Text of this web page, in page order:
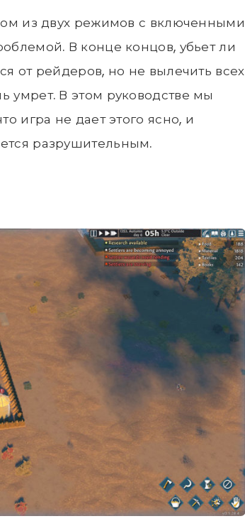
из двух режимов с включенными
В конце концов, убьет ли
от рейдеров, но не вылечить всех
умрет. В этом руководстве мы
игра не дает этого ясно, и
разрушительным.